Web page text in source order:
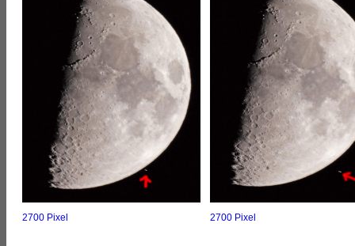
2700 Pixel 2700 Pixel